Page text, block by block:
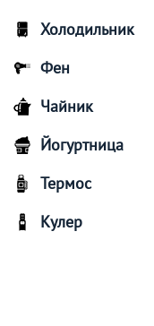
Холодильник
Фен
Чайник
Йогуртница
Термос
Кулер